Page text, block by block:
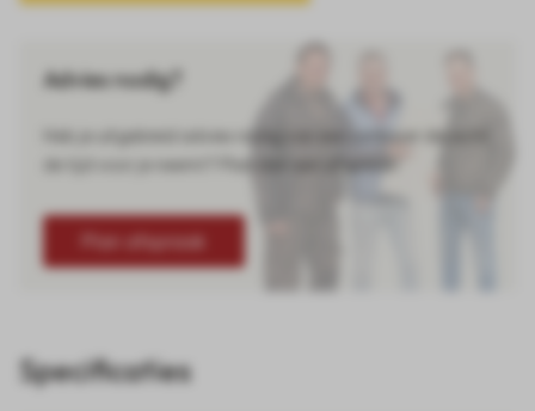
Advies nodig?
Heb je uitgebreid advies nodig van een verkoper die echt
Plan afspraak
Specificaties